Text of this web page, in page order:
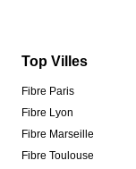
Top Villes
Fibre Paris
Fibre Lyon
Fibre Marseille
Fibre Toulouse